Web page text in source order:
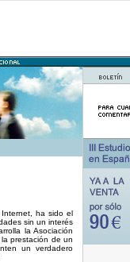
ha sido el
sin un interés
la Asociación
prestación de un
un verdadero